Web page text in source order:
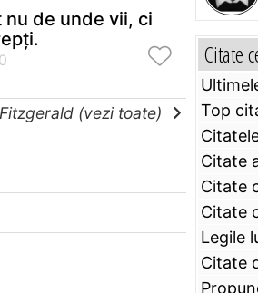
nu de unde vii, ci
(vezi toate)
Citate
Top
Citate
Citate
Citate
Legile
Citate